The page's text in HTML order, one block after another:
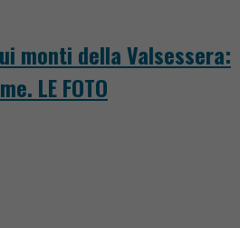
monti della Valsessera:
LE FOTO